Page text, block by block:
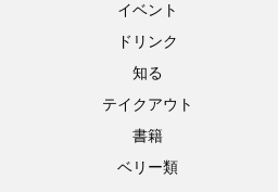
イベント
ドリンク
知る
テイクアウト
書籍
ベリー類